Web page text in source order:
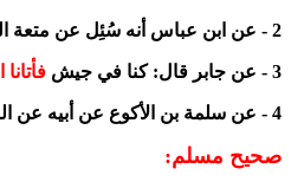
2 - عن ابن عباس أنه سُئِل عن متعة النساء فرخّص فيها، فقال له أحد مواليه: إنما ذلك في الحال الشديد وفي النساء قِلّة أو نحوه فقال ابن عباس : نعم
3 - عن جابر قال: كنا في جيش
4 - عن سلمة بن الأكوع عن أبيه عن النبي قال: أيُّما رجل وامرأة توافقا فعشرة ما بينهما ثلاث ليال. فإن أحبّا أن يتزايدا أو يتتاركا تتاركاً.
صحيح مسلم: